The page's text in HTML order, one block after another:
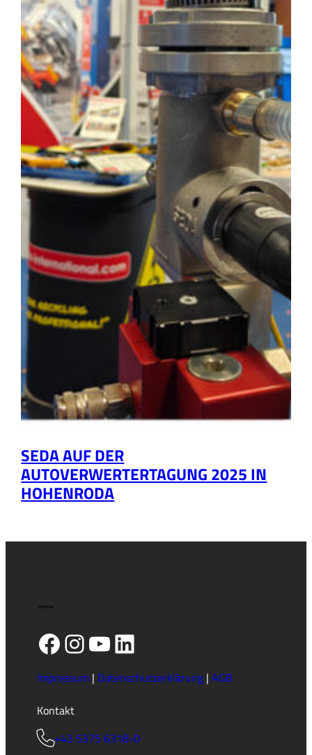
SEDA AUF DER
AUTOVERWERTERTAGUNG 2025 IN
HOHENRODA
Facebook
Instagram
YouTube
LinkedIn
Impressum| Datenschutzerklärung| AGB
Kontakt
+43 5375 6318-0